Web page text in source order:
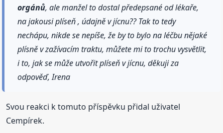
orgánů, ale manžel to dostal předepsané od lékaře,
na jakousi plíseň , údajně v jícnu?? Tak to tedy
nechápu, nikde se nepíše, že by to bylo na léčbu nějaké
plísně v zažívacím traktu, můžete mi to trochu vysvětlit,
i to, jak se může utvořit plíseň v jícnu, děkuji za
odpověď, Irena
Svou reakci k tomuto příspěvku přidal uživatel
Cempírek.